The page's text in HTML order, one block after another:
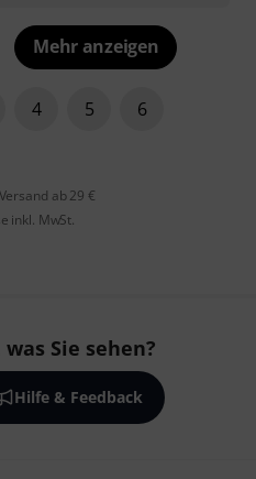
Mehr anzeigen
4 5 6
ab 29 €
inkl. MwSt.
Sie sehen?
Hilfe & Feedback